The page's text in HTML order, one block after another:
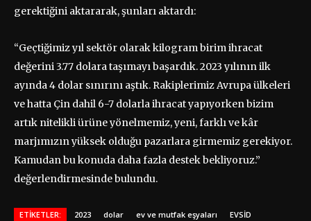
gerektiğini aktararak, şunları aktardı:
“Geçtiğimiz yıl sektör olarak kilogram birim ihracat
değerini 3.77 dolara taşımayı başardık. 2023 yılının ilk
ayında 4 dolar sınırını aştık. Rakiplerimiz Avrupa ülkeleri
ve hatta Çin dahil 6-7 dolarla ihracat yapıyorken bizim
artık nitelikli ürüne yönelmemiz, yeni, farklı ve kâr
marjımızın yüksek olduğu pazarlara girmemiz gerekiyor.
Kamudan bu konuda daha fazla destek bekliyoruz.”
değerlendirmesinde bulundu.
ETIKETLER: 2023 dolar ev ve mutfak eşyaları
EVSİD